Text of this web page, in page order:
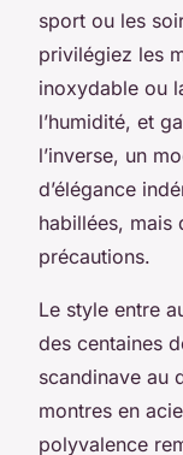
sport ou les
privilégiez les
inoxydable ou
l’humidité, et
l’inverse, un
d’élégance
habillées, mais
précautions.
Le style entre
des centaines
scandinave au
montres en
polyvalence